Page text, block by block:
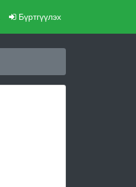
Бүртгүүлэх